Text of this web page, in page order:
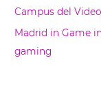
Campus del
Madrid in Game
gaming